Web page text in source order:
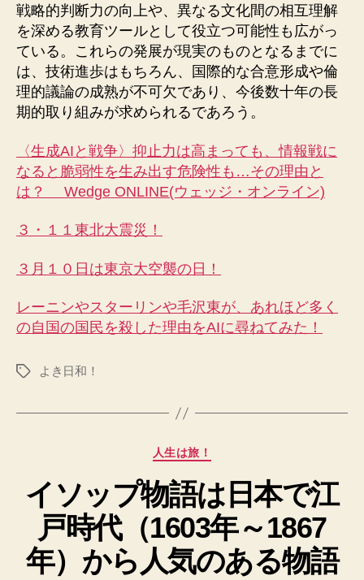
戦略的判断力の向上や、異なる文化間の相互理解
を深める教育ツールとして役立つ可能性も広がっ
ている。これらの発展が現実のものとなるまでに
は、技術進歩はもちろん、国際的な合意形成や倫
理的議論の成熟が不可欠であり、今後数十年の長
期的取り組みが求められるであろう。
〈生成AIと戦争〉抑止力は高まっても、情報戦に
なると脆弱性を生み出す危険性も…その理由と
は？ Wedge ONLINE(ウェッジ・オンライン)
３・１１東北大震災！
３月１０日は東京大空襲の日！
レーニンやスターリンや毛沢東が、あれほど多く
の自国の国民を殺した理由をAIに尋ねてみた！
タ
よき日和！
カ
ゴ
リ
ー
人生は旅！
イソップ物語は日本で江
戸時代（1603年～1867
年）から人気のある物語